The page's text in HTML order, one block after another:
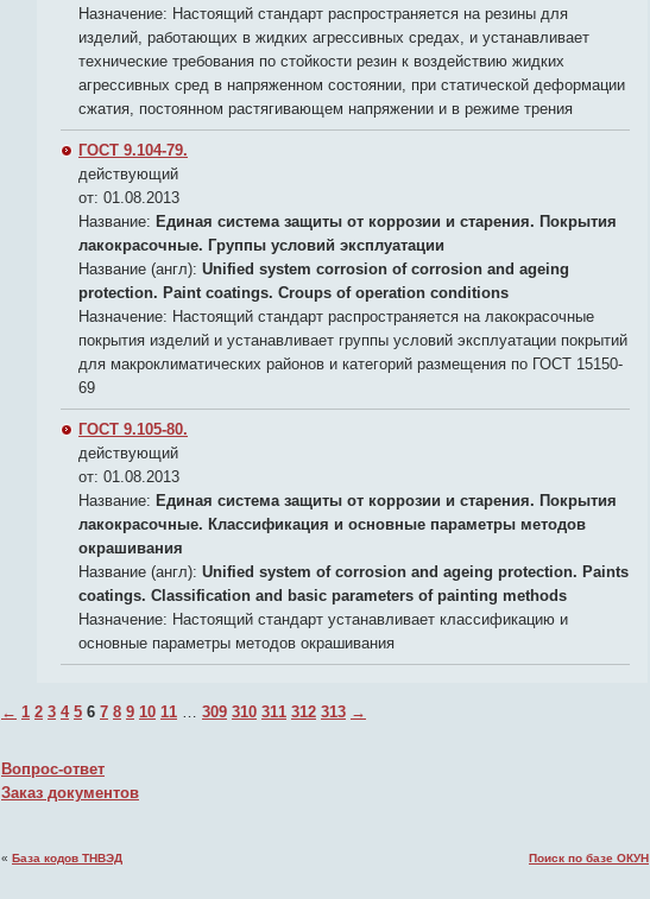
Назначение: Настоящий стандарт распространяется на резины для
изделий, работающих в жидких агрессивных средах, и устанавливает
технические требования по стойкости резин к воздействию жидких
агрессивных сред в напряженном состоянии, при статической деформации
сжатия, постоянном растягивающем напряжении и в режиме трения
ГОСТ 9.104-79.
действующий
от: 01.08.2013
Название: Единая система защиты от коррозии и старения. Покрытия
лакокрасочные. Группы условий эксплуатации
Название (англ): Unified system corrosion of corrosion and ageing
protection. Paint coatings. Croups of operation conditions
Назначение: Настоящий стандарт распространяется на лакокрасочные
покрытия изделий и устанавливает группы условий эксплуатации покрытий
для макроклиматических районов и категорий размещения по ГОСТ 15150-
69
ГОСТ 9.105-80.
действующий
от: 01.08.2013
Название: Единая система защиты от коррозии и старения. Покрытия
лакокрасочные. Классификация и основные параметры методов
окрашивания
Название (англ): Unified system of corrosion and ageing protection. Paints
coatings. Classification and basic parameters of painting methods
Назначение: Настоящий стандарт устанавливает классификацию и
основные параметры методов окрашивания
← 1 2 3 4 5 6 7 8 9 10 11 … 309 310 311 312 313 →
Вопрос-ответ
Заказ документов
« База кодов ТНВЭД Поиск по базе ОКУН